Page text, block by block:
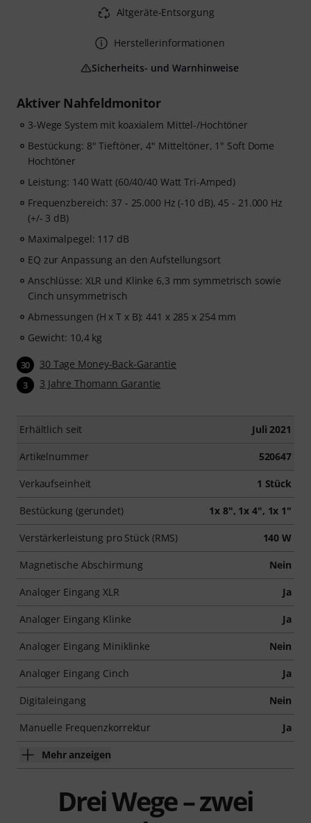
Aktiver Nahfeldmonitor
3-Wege System mit koaxialem Mittel-/Hochtöner
Bestückung: 8" Tieftöner, 4" Mitteltöner, 1" Soft Dome
Hochtöner
Leistung: 140 Watt (60/40/40 Watt Tri-Amped)
Frequenzbereich: 37 - 25.000 Hz (-10 dB), 45 - 21.000 Hz
(+/- 3 dB)
Maximalpegel: 117 dB
EQ zur Anpassung an den Aufstellungsort
Anschlüsse: XLR und Klinke 6,3 mm symmetrisch sowie
Cinch unsymmetrisch
Abmessungen (H x T x B): 441 x 285 x 254 mm
Gewicht: 10,4 kg
30 30 Tage Money-Back-Garantie
3 3 Jahre Thomann Garantie
Erhältlich seit Juli 2021
Artikelnummer 520647
Verkaufseinheit 1 Stück
Bestückung (gerundet) 1x 8", 1x 4", 1x 1"
Verstärkerleistung pro Stück (RMS) 140 W
Magnetische Abschirmung Nein
Analoger Eingang XLR Ja
Analoger Eingang Klinke Ja
Analoger Eingang Miniklinke Nein
Analoger Eingang Cinch Ja
Digitaleingang Nein
Manuelle Frequenzkorrektur Ja
Mehr anzeigen
Altgeräte-Entsorgung
Herstellerinformationen
Sicherheits- und Warnhinweise
Drei Wege – zwei